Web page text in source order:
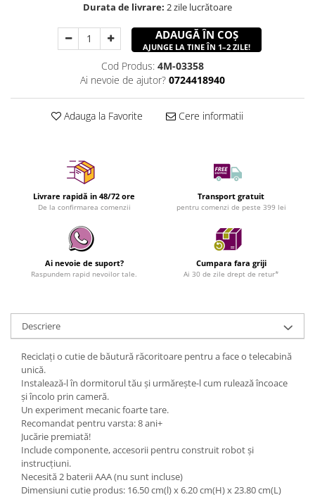
Durata de livrare: 2 zile lucrătoare
ADAUGĂ ÎN COȘ
AJUNGE LA TINE ÎN 1–2 ZILE!
Cod Produs: 4M-03358
Ai nevoie de ajutor? 0724418940
Adauga la Favorite Cere informatii
Livrare rapidă in 48/72 ore
De la confirmarea comenzii
Transport gratuit
pentru comenzi de peste 399 lei
Ai nevoie de suport?
Raspundem rapid nevoilor tale.
Cumpara fara griji
Ai 30 de zile drept de retur*
Descriere
Reciclați o cutie de băutură răcoritoare pentru a face o telecabină
unică.
Instalează-l în dormitorul tău și urmărește-l cum rulează încoace
și încolo prin cameră.
Un experiment mecanic foarte tare.
Recomandat pentru varsta: 8 ani+
Jucărie premiată!
Include componente, accesorii pentru construit robot și
instrucțiuni.
Necesită 2 baterii AAA (nu sunt incluse)
Dimensiuni cutie produs: 16.50 cm(l) x 6.20 cm(H) x 23.80 cm(L)